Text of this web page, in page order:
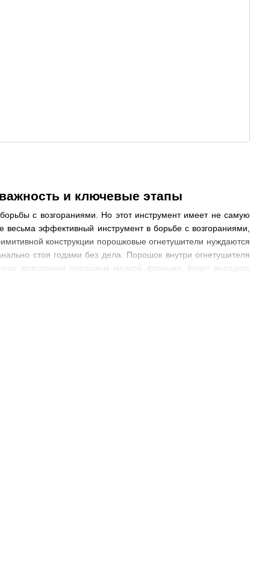
и ключевые этапы
с возгораниями. Но этот инструмент имеет не самую
эффективный инструмент в борьбе с возгораниями,
конструкции порошковые огнетушители нуждаются
стоя годами без дела. Порошок внутри огнетушителя
возгорания порошком мелкой фракции, будет выходить